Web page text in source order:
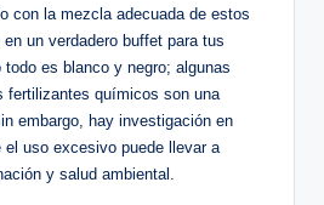
con la mezcla adecuada de estos
un verdadero buffet para tus
es blanco y negro; algunas
fertilizantes químicos son una
embargo, hay investigación en
el uso excesivo puede llevar a
y salud ambiental.